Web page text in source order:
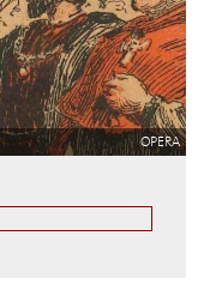
OPERA